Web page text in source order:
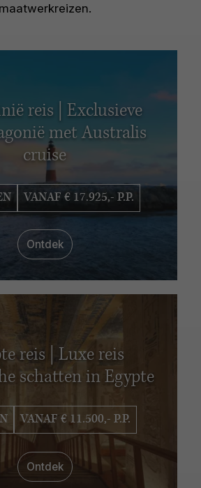
maatwerkreizen.
reis | Exclusieve
met Australis
cruise
VANAF € 17.925,- P.P.
Ontdek
reis | Luxe reis
schatten in Egypte
VANAF € 11.500,- P.P.
Ontdek